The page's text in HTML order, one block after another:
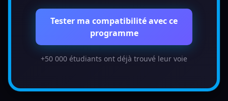
Tester ma compatibilité avec ce
programme
+50 000 étudiants ont déjà trouvé leur voie